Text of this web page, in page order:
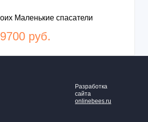
Маленькие спасатели
руб.
Разработка
сайта
onlinebees.ru